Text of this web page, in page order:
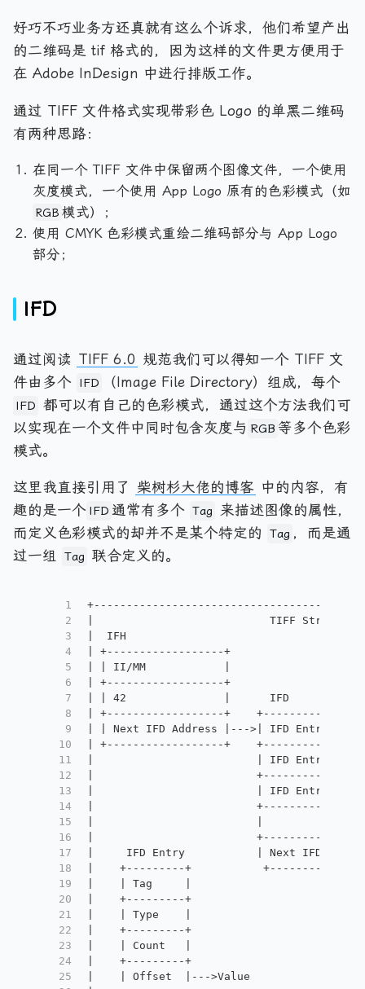
好巧不巧业务方还真就有这么个诉求，他们希望产出
的二维码是 tif 格式的，因为这样的文件更方便用于
在 Adobe InDesign 中进行排版工作。
通过 TIFF 文件格式实现带彩色 Logo 的单黑二维码
有两种思路：
在同一个 TIFF 文件中保留两个图像文件，一个使用
灰度模式，一个使用 App Logo 原有的色彩模式（如
RGB 模式）；
使用 CMYK 色彩模式重绘二维码部分与 App Logo
部分；
IFD
通过阅读 TIFF 6.0 规范我们可以得知一个 TIFF 文
件由多个
IFD （Image File Directory）组成，每个
IFD 都可以有自己的色彩模式，通过这个方法我们可
以实现在一个文件中同时包含灰度与 RGB 等多个色彩
模式。
这里我直接引用了 柴树杉大佬的博客 中的内容，有
趣的是一个 IFD 通常有多个 Tag
来描述图像的属性，
而定义色彩模式的却并不是某个特定的
Tag ，而是通
过一组
Tag 联合定义的。
1
2
3
4
5
6
7
8
9
10
11
12
13
14
15
16
17
18
19
20
21
22
23
24
25
|                           TIFF
|  IFH
| +------------------+
| | II/MM            |
| +------------------+
| | 42               |      IFD
| +------------------+
| | Next IFD Address |--->| IFD
| +------------------+
|                         | IFD Entry
|
|                         | IFD Entry
|
|
|     IFD Entry           | Next IFD
|    +---------+
|    | Tag     |
|    +---------+
|    | Type    |
|    +---------+
|    | Count   |
|    +---------+
|    | Offset  |--->Value